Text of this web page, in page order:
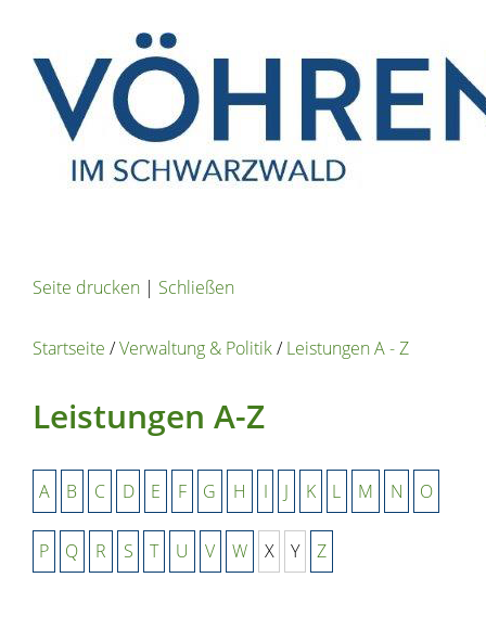
Seite drucken | Schließen
Startseite /Verwaltung & Politik/Leistungen A - Z
Leistungen A-Z
A B C D E F G H I J K L M N O
P Q R S T U V W X Y Z